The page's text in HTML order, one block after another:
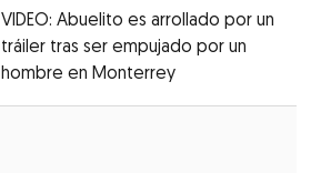
VIDEO: Abuelito es arrollado por un
tráiler tras ser empujado por un
hombre en MonterreyOpens in new